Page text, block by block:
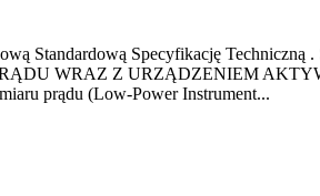
Standardową Specyfikację
WRAZ Z URZĄDZENIEM
prądu (Low-Power Instrument...